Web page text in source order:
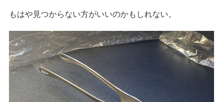
もはや見つからない方がいいのかもしれない。